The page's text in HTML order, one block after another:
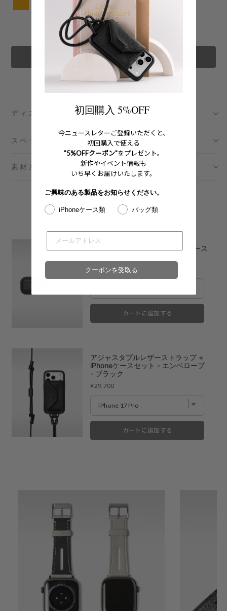
カートに追加する
ディスクリプション
スペック
素材とメンテナンス
おすすめの製品
チェーン付レザーAirPods Proケース
Price
¥9,900
カートに追加する
アジャスタブルレザーストラップ +
iPhoneケースセット - エンベロープ
- ブラック
Price
¥29,700
カートに追加する
初回購入 5%OFF
今ニュースレターご登録いただくと、
初回購入で使える
"5%OFFクーポン"をプレゼント。
新作やイベント情報も
いち早くお届けいたします。
ご興味のある製品をお知らせください。
iPhoneケース類 バッグ類
クーポンを受取る